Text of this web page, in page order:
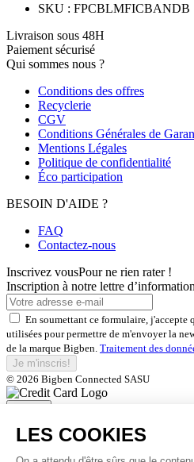
SKU : FPCBLMFICBANDB
Livraison sous 48H
Paiement sécurisé
Qui sommes nous ?
Conditions des offres
Recyclerie
CGV
Conditions Générales de
Mentions Légales
Politique de confidentialité
Éco participation
BESOIN D'AIDE ?
FAQ
Contactez-nous
Inscrivez vousPour ne rien rater !
Inscription à notre lettre
En soumettant ce formulaire, j'accepte
utilisées pour permettre de m'envoyer la
de la marque Bigben. Traitement des
Je m'inscris!
© 2026 Bigben Connected SASU
Fermer
Inscrivez-vous et bénéficiez de